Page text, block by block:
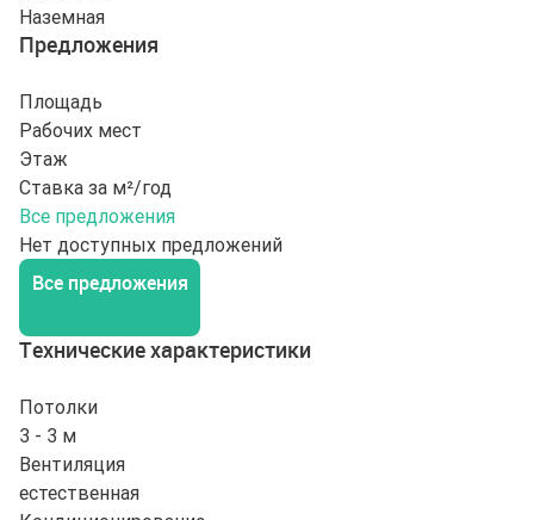
Наземная
Предложения
Площадь
Рабочих мест
Этаж
Ставка за м²/год
Все предложения
Нет доступных предложений
Все предложения
Технические характеристики
Потолки
3 - 3 м
Вентиляция
естественная